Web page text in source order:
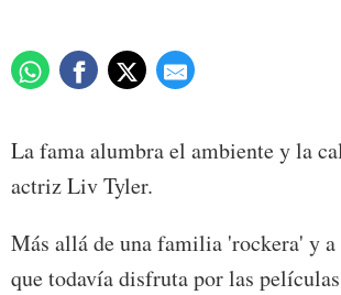
La fama alumbra el ambiente y la
actriz Liv Tyler.
Más allá de una familia 'rockera' y
que todavía disfruta por las